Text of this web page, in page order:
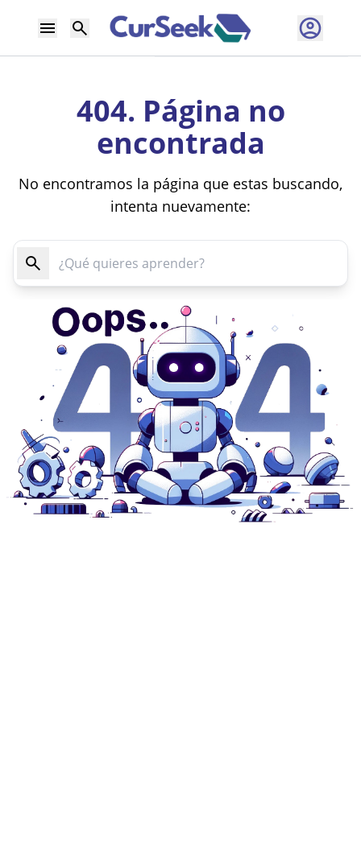
404. Página no
encontrada
No encontramos la página que estas buscando,
intenta nuevamente: